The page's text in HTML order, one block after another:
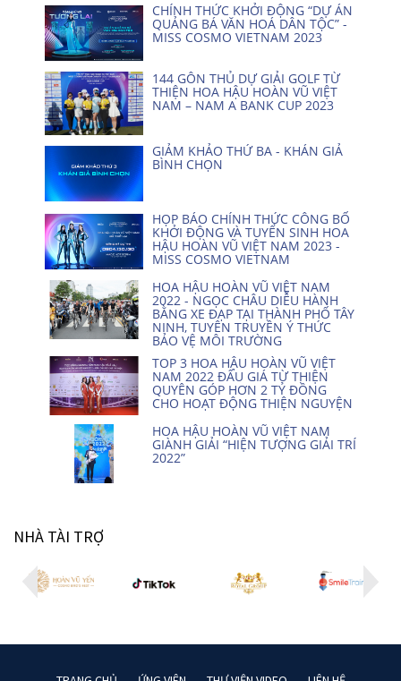
CHÍNH THỨC KHỞI ĐỘNG “DỰ ÁN
QUẢNG BÁ VĂN HOÁ DÂN TỘC” -
MISS COSMO VIETNAM 2023
144 GÔN THỦ DỰ GIẢI GOLF TỪ
THIỆN HOA HẬU HOÀN VŨ VIỆT
NAM – NAM A BANK CUP 2023
GIẢM KHẢO THỨ BA - KHÁN GIẢ
BÌNH CHỌN
HỌP BÁO CHÍNH THỨC CÔNG BỐ
KHỞI ĐỘNG VÀ TUYỂN SINH HOA
HẬU HOÀN VŨ VIỆT NAM 2023 -
MISS COSMO VIETNAM
HOA HẬU HOÀN VŨ VIỆT NAM
2022 - NGỌC CHÂU DIỄU HÀNH
BẰNG XE ĐẠP TẠI THÀNH PHỐ TÂY
NINH, TUYÊN TRUYỀN Ý THỨC
BẢO VỆ MÔI TRƯỜNG
TOP 3 HOA HẬU HOÀN VŨ VIỆT
NAM 2022 ĐẤU GIÁ TỪ THIỆN
QUYÊN GÓP HƠN 2 TỶ ĐỒNG
CHO HOẠT ĐỘNG THIỆN NGUYỆN
HOA HẬU HOÀN VŨ VIỆT NAM
GIÀNH GIẢI “HIỆN TƯỢNG GIẢI TRÍ
2022”
NHÀ TÀI TRỢ